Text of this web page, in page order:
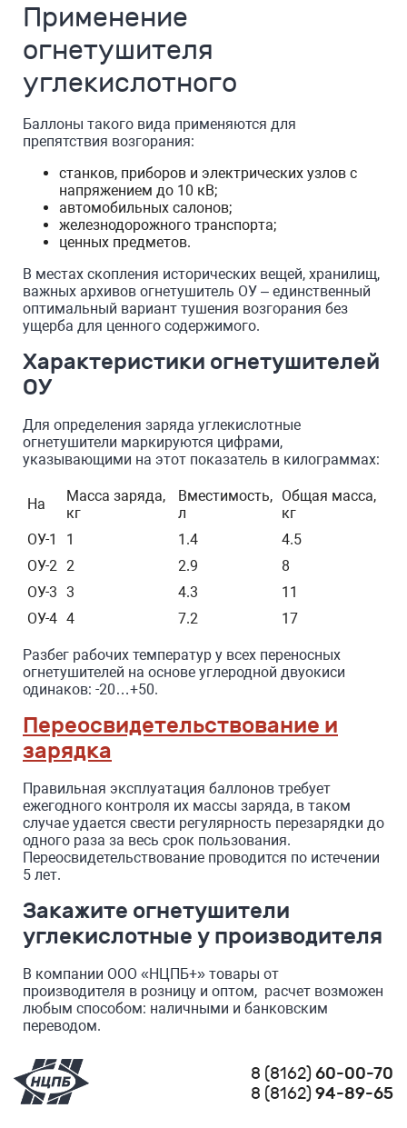
Применение
огнетушителя
углекислотного
Баллоны такого вида применяются для
препятствия возгорания:
станков, приборов и электрических узлов с
напряжением до 10 кВ;
автомобильных салонов;
железнодорожного транспорта;
ценных предметов.
В местах скопления исторических вещей, хранилищ,
важных архивов огнетушитель ОУ – единственный
оптимальный вариант тушения возгорания без
ущерба для ценного содержимого.
Характеристики огнетушителей
ОУ
Для определения заряда углекислотные
огнетушители маркируются цифрами,
указывающими на этот показатель в килограммах:
На
Масса заряда,
кг
Вместимость,
л
Общая масса,
кг
ОУ-1
1 1.4
4.5
ОУ-2 2 2.9
8
ОУ-3 3 4.3
11
ОУ-4 4 7.2 17
Разбег рабочих температур у всех переносных
огнетушителей на основе углеродной двуокиси
одинаков: -20…+50.
Переосвидетельствование и
зарядка
Правильная эксплуатация баллонов требует
ежегодного контроля их массы заряда, в таком
случае удается свести регулярность перезарядки до
одного раза за весь срок пользования.
Переосвидетельствование проводится по истечении
5 лет.
Закажите огнетушители
углекислотные у производителя
В компании ООО «НЦПБ+» товары от
производителя в розницу и оптом, расчет возможен
любым способом: наличными и банковским
переводом.
8 (8162)60-00-70
8 (8162)94-89-65